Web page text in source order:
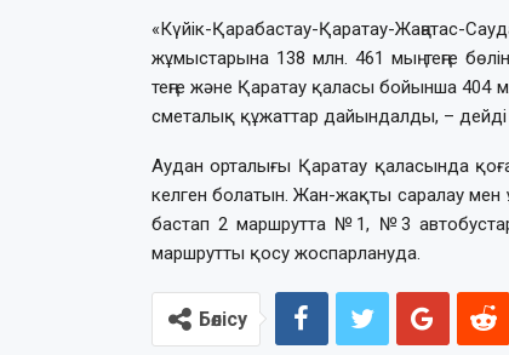
«Күйік-Қарабастау-Қаратау-
жұмыстарына 138 млн. 461 мың теңге
теңге және Қаратау қаласы бойынша 404
сметалық құжаттар дайындалды, – дейді
Аудан орталығы Қаратау қаласында
келген болатын. Жан-жақты саралау мен
бастап 2 маршрутта №1, №3 автобустар
маршрутты қосу жоспарлануда.
Бөлісу